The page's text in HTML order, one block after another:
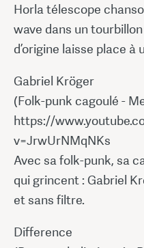
Horla télescope
wave dans un
d’origine laisse place à
Gabriel Kröger
(Folk-punk cagoulé -
https://
v=JrwUrNMqNKs
Avec sa folk-punk, sa
qui grincent : Gabriel
et sans filtre.
Difference